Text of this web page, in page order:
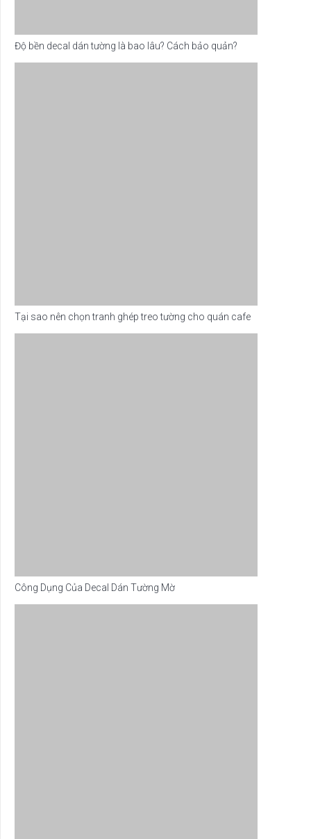
Độ bền decal dán tường là bao lâu? Cách bảo quản?
Tại sao nên chọn tranh ghép treo tường cho quán cafe
Công Dụng Của Decal Dán Tường Mờ